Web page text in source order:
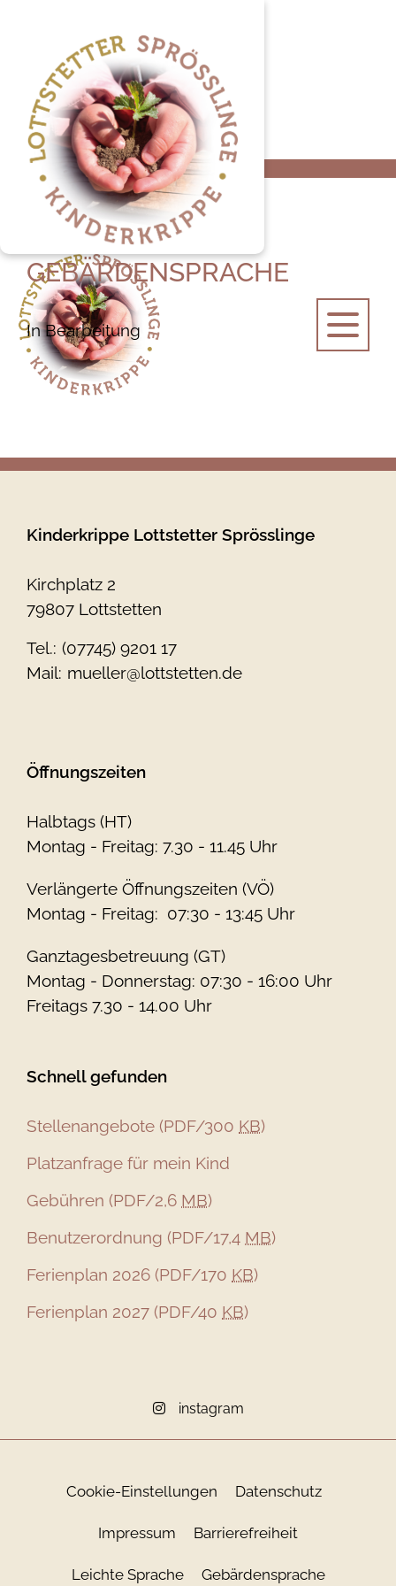
Startseite Gebärdensprache
GEBÄRDENSPRACHE
In Bearbeitung
Kinderkrippe Lottstetter Sprösslinge
Kirchplatz 2
79807 Lottstetten
Tel.: (07745) 9201 17
Mail: mueller@lottstetten.de
Öffnungszeiten
Halbtags (HT)
Montag - Freitag: 7.30 - 11.45 Uhr
Verlängerte Öffnungszeiten (VÖ)
Montag - Freitag: 07:30 - 13:45 Uhr
Ganztagesbetreuung (GT)
Montag - Donnerstag: 07:30 - 16:00 Uhr
Freitags 7.30 - 14.00 Uhr
Schnell gefunden
Stellenangebote (PDF/300 KB)
Platzanfrage für mein Kind
Gebühren (PDF/2,6 MB)
Benutzerordnung (PDF/17,4 MB)
Ferienplan 2026 (PDF/170 KB)
Ferienplan 2027 (PDF/40 KB)
instagram
Cookie-Einstellungen Datenschutz
Impressum Barrierefreiheit
Leichte Sprache Gebärdensprache